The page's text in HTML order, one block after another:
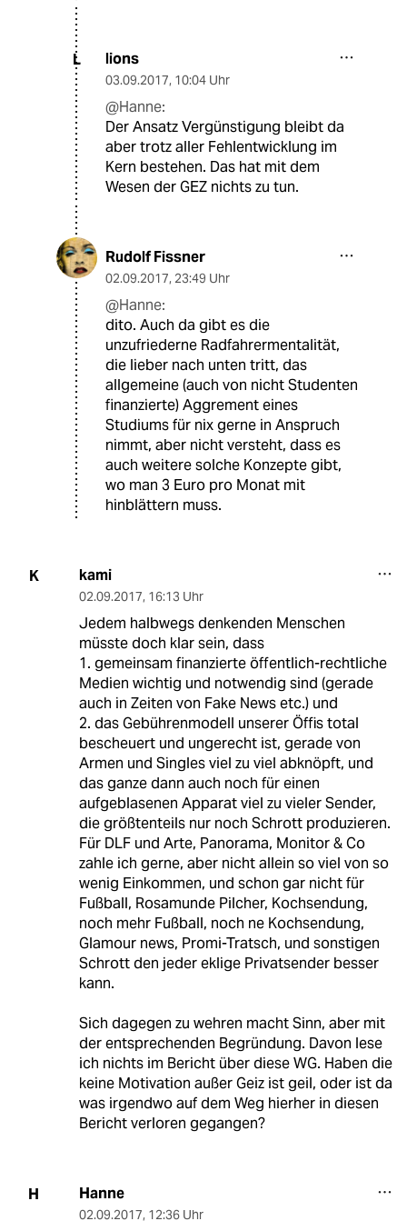
L lions
03.09.2017, 10:04 Uhr
@Hanne:
Der Ansatz Vergünstigung bleibt da
aber trotz aller Fehlentwicklung im
Kern bestehen. Das hat mit dem
Wesen der GEZ nichts zu tun.
Rudolf Fissner
02.09.2017, 23:49 Uhr
@Hanne:
dito. Auch da gibt es die
unzufriederne Radfahrermentalität,
die lieber nach unten tritt, das
allgemeine (auch von nicht Studenten
finanzierte) Aggrement eines
Studiums für nix gerne in Anspruch
nimmt, aber nicht versteht, dass es
auch weitere solche Konzepte gibt,
wo man 3 Euro pro Monat mit
hinblättern muss.
K kami
02.09.2017, 16:13 Uhr
Jedem halbwegs denkenden Menschen
müsste doch klar sein, dass
1. gemeinsam finanzierte öffentlich-rechtliche
Medien wichtig und notwendig sind (gerade
auch in Zeiten von Fake News etc.) und
2. das Gebührenmodell unserer Öffis total
bescheuert und ungerecht ist, gerade von
Armen und Singles viel zu viel abknöpft, und
das ganze dann auch noch für einen
aufgeblasenen Apparat viel zu vieler Sender,
die größtenteils nur noch Schrott produzieren.
Für DLF und Arte, Panorama, Monitor & Co
zahle ich gerne, aber nicht allein so viel von so
wenig Einkommen, und schon gar nicht für
Fußball, Rosamunde Pilcher, Kochsendung,
noch mehr Fußball, noch ne Kochsendung,
Glamour news, Promi-Tratsch, und sonstigen
Schrott den jeder eklige Privatsender besser
kann.
Sich dagegen zu wehren macht Sinn, aber mit
der entsprechenden Begründung. Davon lese
ich nichts im Bericht über diese WG. Haben die
keine Motivation außer Geiz ist geil, oder ist da
was irgendwo auf dem Weg hierher in diesen
Bericht verloren gegangen?
H Hanne
02.09.2017, 12:36 Uhr